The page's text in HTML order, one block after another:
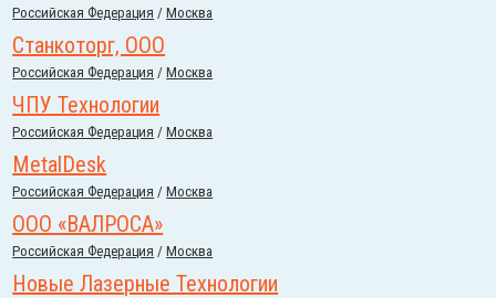
Российcкая Федерация /Москва
Станкоторг, ООО
Российcкая Федерация /Москва
ЧПУ Технологии
Российcкая Федерация /Москва
MetalDesk
Российcкая Федерация /Москва
ООО «ВАЛРОСА»
Российcкая Федерация /Москва
Новые Лазерные Технологии